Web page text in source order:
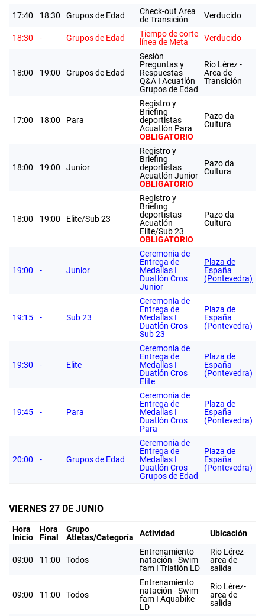
17:40 18:30 Grupos de Edad
Check-out Area
de Transición
Verducido
18:30 - Grupos de Edad
Tiempo de corte
línea de Meta
Verducido
18:00 19:00 Grupos de Edad
Sesión
Preguntas y
Respuestas
Q&A I Acuatlón
Grupos de Edad
Rio Lérez -
Area de
Transición
17:00 18:00 Para
Registro y
Briefing
deportistas
Acuatlón Para
OBLIGATORIO
Pazo da
Cultura
18:00 19:00 Junior
Registro y
Briefing
deportistas
Acuatlón Junior
OBLIGATORIO
Pazo da
Cultura
18:00 19:00 Elite/Sub 23
Registro y
Briefing
deportistas
Acuatlón
Elite/Sub 23
OBLIGATORIO
Pazo da
Cultura
19:00 - Junior
Ceremonia de
Entrega de
Medallas I
Duatlón Cros
Junior
Plaza de
España
(Pontevedra)
19:15 - Sub 23
Ceremonia de
Entrega de
Medallas I
Duatlón Cros
Sub 23
Plaza de
España
(Pontevedra)
19:30 - Elite
Ceremonia de
Entrega de
Medallas I
Duatlón Cros
Elite
Plaza de
España
(Pontevedra)
19:45 - Para
Ceremonia de
Entrega de
Medallas I
Duatlón Cros
Para
Plaza de
España
(Pontevedra)
20:00 - Grupos de Edad
Ceremonia de
Entrega de
Medallas I
Duatlón Cros
Grupos de Edad
Plaza de
España
(Pontevedra)
VIERNES 27 DE JUNIO
Hora
Inicio
Hora
Final
Grupo
Atletas/Categoría
Actividad Ubicación
09:00 11:00 Todos
Entrenamiento
natación - Swim
fam I Triatlón LD
Rio Lérez-
area de
salida
09:00 11:00 Todos
Entrenamiento
natación - Swim
fam I Aquabike
LD
Rio Lérez-
area de
salida